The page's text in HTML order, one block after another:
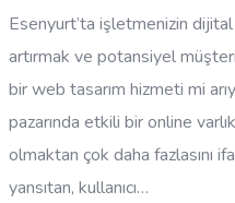
Esenyurt’ta işletmenizin
artırmak ve potansiyel
bir web tasarım hizmeti mi
pazarında etkili bir online
olmaktan çok daha fazlasını
yansıtan, kullanıcı…